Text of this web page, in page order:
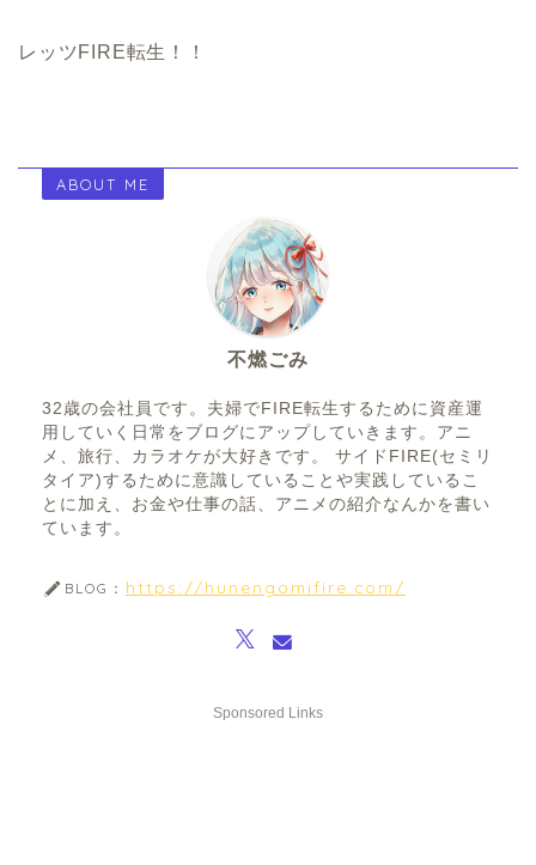
レッツFIRE転生！！
ABOUT ME
不燃ごみ
32歳の会社員です。夫婦でFIRE転生するために資産運
用していく日常をブログにアップしていきます。アニ
メ、旅行、カラオケが大好きです。 サイドFIRE(セミリ
タイア)するために意識していることや実践しているこ
とに加え、お金や仕事の話、アニメの紹介なんかを書い
ています。
BLOG： https://hunengomifire.com/
Sponsored Links